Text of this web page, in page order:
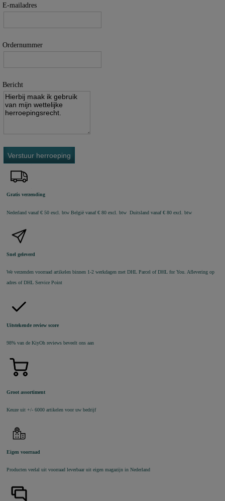
E-mailadres
Ordernummer
Bericht
Verstuur herroeping
Gratis verzending
Nederland vanaf € 50 excl. btw België vanaf € 80 excl. btw Duitsland vanaf € 80 excl. btw
Snel geleverd
We verzenden voorraad artikelen binnen 1-2 werkdagen met DHL Parcel of DHL for You. Aflevering op
adres of DHL Service Point
Uitstekende review score
98% van de KiyOh reviews beveelt ons aan
Groot assortiment
Keuze uit +/- 6000 artikelen voor uw bedrijf
Eigen voorraad
Producten veelal uit voorraad leverbaar uit eigen magazijn in Nederland